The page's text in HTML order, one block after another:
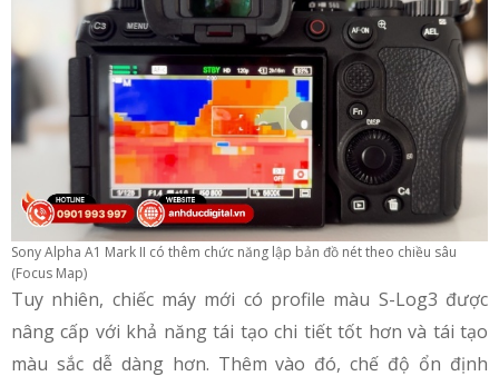
Sony Alpha A1 Mark II có thêm chức năng lập bản đồ nét theo chiều sâu
(Focus Map)
Tuy nhiên, chiếc máy mới có profile màu S-Log3 được
nâng cấp với khả năng tái tạo chi tiết tốt hơn và tái tạo
màu sắc dễ dàng hơn. Thêm vào đó, chế độ ổn định